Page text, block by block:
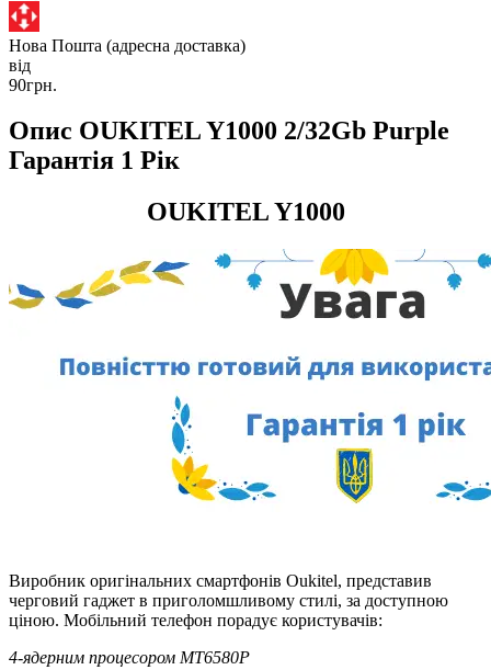
Нова Пошта (адресна доставка)
від
90грн.
Опис OUKITEL Y1000 2/32Gb Purple
Гарантія 1 Рік
OUKITEL Y1000
Виробник оригінальних смартфонів Oukitel, представив
черговий гаджет в приголомшливому стилі, за доступною
ціною. Мобільний телефон порадує користувачів:
4-ядерним процесором MT6580P